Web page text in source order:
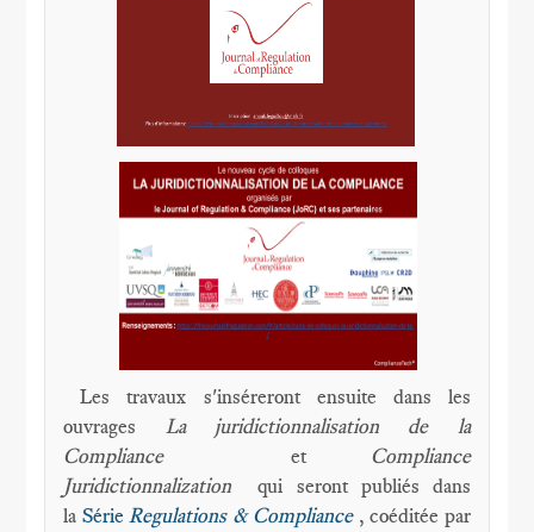
Les travaux s'inséreront ensuite dans les
ouvrages La juridictionnalisation de la
Complianceet Compliance
Juridictionnalization
qui seront publiés dans
la SérieRegulations & Compliance , coéditée par